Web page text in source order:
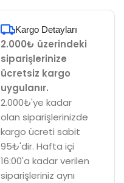
Kargo Detayları
2.000₺ üzerindeki
siparişlerinize
ücretsiz kargo
uygulanır.
2.000₺'ye kadar
olan siparişlerinizde
kargo ücreti sabit
95₺'dir. Hafta içi
16:00'a kadar verilen
siparişleriniz aynı